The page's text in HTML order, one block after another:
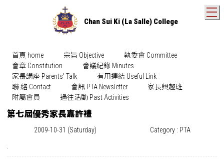
Chan Sui Ki (La Salle) College
首頁 home 宗旨 Objective
執委會 Committee
會章 Constitution
會議紀錄 Minutes
家長講座 Parents' Talk
有用連結 Useful Link
聯 絡 Contact
會訊 PTA Newsletter
家長興趣班
附屬會員
過往活動 Past Activities
第七屆優秀家長嘉許禮
2009-10-31 (Saturday)
Category : PTA